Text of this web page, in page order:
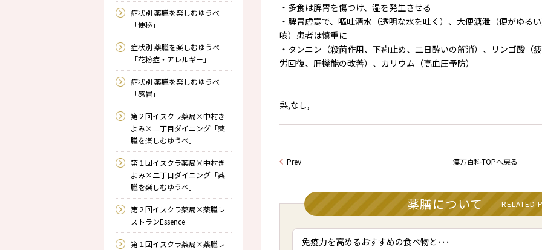
・多食は脾胃を傷つけ、湿を発生させる
・脾胃虚寒で、嘔吐清水（透明な水を吐く）、大便溏泄（便がゆる
咳）患者は慎重に
・タンニン（殺菌作用、下痢止め、二日酔いの解消）、リンゴ酸（
労回復、肝機能の改善）、カリウム（高血圧予防）
梨,なし,
Prev 漢方百科TOPへ戻る
薬膳について RELATED
免疫力を高めるおすすめの食べ物と･･･
症状別 薬膳を楽しむゆうべ
「便秘」
症状別 薬膳を楽しむゆうべ
「花粉症・アレルギー」
症状別 薬膳を楽しむゆうべ
「感冒」
第２回イスクラ薬局×中村き
よみ×二丁目ダイニング「薬
膳を楽しむゆうべ」
第１回イスクラ薬局×中村き
よみ×二丁目ダイニング「薬
膳を楽しむゆうべ」
第２回イスクラ薬局×薬膳レ
ストランEssence
第１回イスクラ薬局×薬膳レ